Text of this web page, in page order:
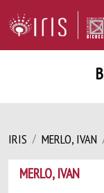
IRIS MERLO, IVAN
MERLO, IVAN